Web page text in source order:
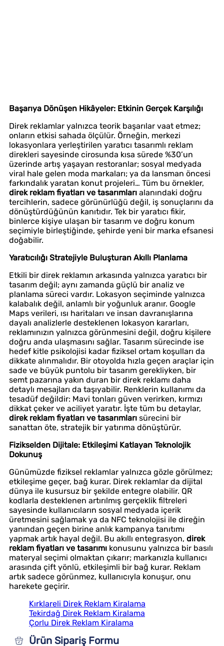
Başarıya Dönüşen Hikâyeler: Etkinin Gerçek Karşılığı
Direk reklamlar yalnızca teorik başarılar vaat etmez;
onların etkisi sahada ölçülür. Örneğin, merkezi
lokasyonlara yerleştirilen yaratıcı tasarımlı reklam
direkleri sayesinde cirosunda kısa sürede %30’un
üzerinde artış yaşayan restoranlar; sosyal medyada
viral hale gelen moda markaları; ya da lansman öncesi
farkındalık yaratan konut projeleri… Tüm bu örnekler,
direk reklam fiyatları ve tasarımları alanındaki doğru
tercihlerin, sadece görünürlüğü değil, iş sonuçlarını da
dönüştürdüğünün kanıtıdır. Tek bir yaratıcı fikir,
binlerce kişiye ulaşan bir tasarım ve doğru konum
seçimiyle birleştiğinde, şehirde yeni bir marka efsanesi
doğabilir.
Yaratıcılığı Stratejiyle Buluşturan Akıllı Planlama
Etkili bir direk reklamın arkasında yalnızca yaratıcı bir
tasarım değil; aynı zamanda güçlü bir analiz ve
planlama süreci vardır. Lokasyon seçiminde yalnızca
kalabalık değil, anlamlı bir yoğunluk aranır. Google
Maps verileri, ısı haritaları ve insan davranışlarına
dayalı analizlerle desteklenen lokasyon kararları,
reklamınızın yalnızca görünmesini değil, doğru kişilere
doğru anda ulaşmasını sağlar. Tasarım sürecinde ise
hedef kitle psikolojisi kadar fiziksel ortam koşulları da
dikkate alınmalıdır. Bir otoyolda hızla geçen araçlar için
sade ve büyük puntolu bir tasarım gerekliyken, bir
semt pazarına yakın duran bir direk reklamı daha
detaylı mesajları da taşıyabilir. Renklerin kullanımı da
tesadüf değildir: Mavi tonları güven verirken, kırmızı
dikkat çeker ve aciliyet yaratır. İşte tüm bu detaylar,
direk reklam fiyatları ve tasarımları sürecini bir
sanattan öte, stratejik bir yatırıma dönüştürür.
Fizikselden Dijitale: Etkileşimi Katlayan Teknolojik
Dokunuş
Günümüzde fiziksel reklamlar yalnızca gözle görülmez;
etkileşime geçer, bağ kurar. Direk reklamlar da dijital
dünya ile kusursuz bir şekilde entegre olabilir. QR
kodlarla desteklenen artırılmış gerçeklik filtreleri
sayesinde kullanıcıların sosyal medyada içerik
üretmesini sağlamak ya da NFC teknolojisi ile direğin
yanından geçen birine anlık kampanya tanıtımı
yapmak artık hayal değil. Bu akıllı entegrasyon, direk
reklam fiyatları ve tasarımı konusunu yalnızca bir basılı
materyal seçimi olmaktan çıkarır; markanızla kullanıcı
arasında çift yönlü, etkileşimli bir bağ kurar. Reklam
artık sadece görünmez, kullanıcıyla konuşur, onu
harekete geçirir.
Kırklareli Direk Reklam Kiralama
Tekirdağ Direk Reklam Kiralama
Çorlu Direk Reklam Kiralama
Ürün Sipariş Formu